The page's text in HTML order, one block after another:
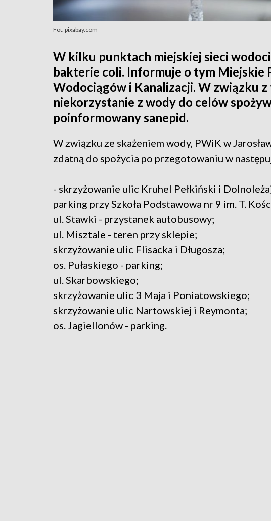
Fot. pixabay.com
W kilku punktach miejskiej sieci
bakterie coli. Informuje o tym Miejskie
Wodociągów i Kanalizacji. W związku z
niekorzystanie z wody do celów
poinformowany sanepid.
W związku ze skażeniem wody, PWiK w
zdatną do spożycia po przegotowaniu w
- skrzyżowanie ulic Kruhel Pełkiński i
parking przy Szkoła Podstawowa nr 9 im. T.
ul. Stawki - przystanek autobusowy;
ul. Misztale - teren przy sklepie;
skrzyżowanie ulic Flisacka i Długosza;
os. Pułaskiego - parking;
ul. Skarbowskiego;
skrzyżowanie ulic 3 Maja i Poniatowskiego;
skrzyżowanie ulic Nartowskiej i Reymonta;
os. Jagiellonów - parking.